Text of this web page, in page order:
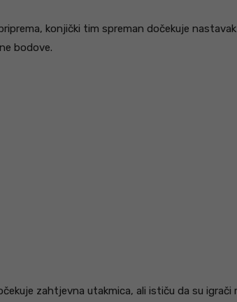
konjički tim spreman dočekuje
bodove.
zahtjevna utakmica, ali ističu da su igrači